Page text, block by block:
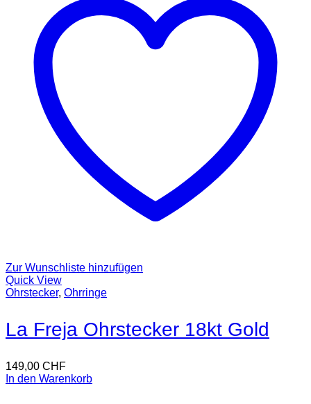
Zur Wunschliste hinzufügen
Quick View
Ohrstecker, Ohrringe
La Freja Ohrstecker 18kt Gold
149,00 CHF
In den Warenkorb